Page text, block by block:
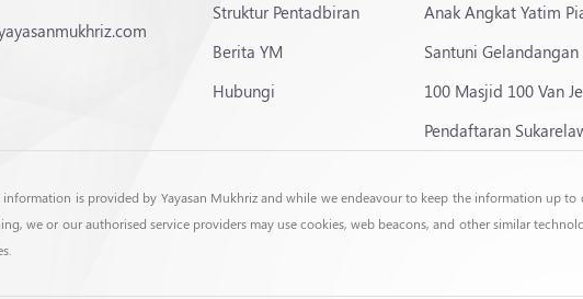
Struktur Pentadbiran
Berita YM
Hubungi
Anak Angkat Yatim
Santuni Gelandangan
100 Masjid 100 Van
Pendaftaran
is provided by Yayasan Mukhriz and while we endeavour to keep the information up to
we or our authorised service providers may use cookies, web beacons, and other similar